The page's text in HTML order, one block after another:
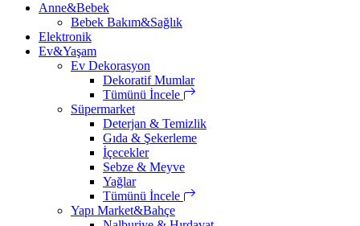
Anne&Bebek
Bebek Bakım&Sağlık
Elektronik
Ev&Yaşam
Ev Dekorasyon
Dekoratif Mumlar
Tümünü İncele
Süpermarket
Deterjan & Temizlik
Gıda & Şekerleme
İçecekler
Sebze & Meyve
Yağlar
Tümünü İncele
Yapı Market&Bahçe